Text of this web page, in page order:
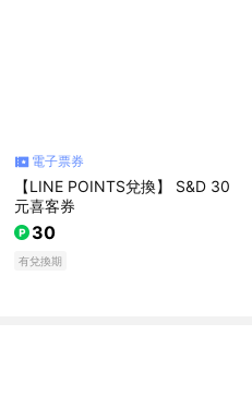
電子票券
【LINE POINTS兌換】 S&D 30
元喜客券
30
有兌換期